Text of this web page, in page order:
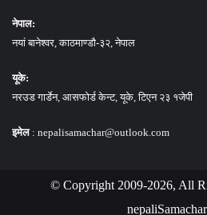
नेपाल:
नयां बानेश्वर, काठमाण्डौ-३२, नेपाल
यूके:
नरउड गार्डेन, आसफोर्ड केन्ट, यूके, टिएन २३ १जेपी
इमेल: nepalisamachar@outlook.com
© Copyright 2009-2026, All